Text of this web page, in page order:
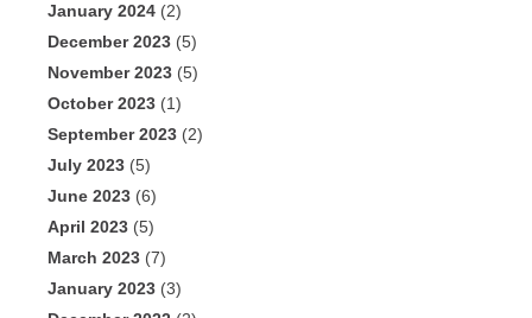
January 2024 (2)
December 2023 (5)
November 2023 (5)
October 2023 (1)
September 2023 (2)
July 2023 (5)
June 2023 (6)
April 2023 (5)
March 2023 (7)
January 2023 (3)